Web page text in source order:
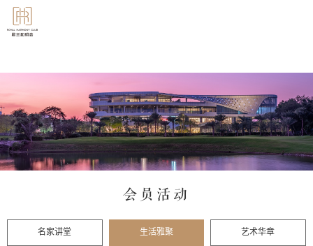
会员活动
名家讲堂 生活雅聚 艺术华章